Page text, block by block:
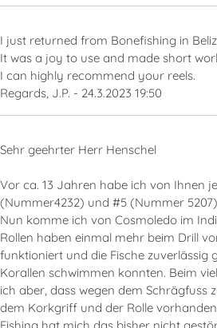
I just returned from Bonefishing in
It was a joy to use and made short
I can highly recommend your reels.
Regards, J.P. - 24.3.2023 19:50
Sehr geehrter Herr Henschel
Vor ca. 13 Jahren habe ich von Ihnen
(Nummer4232) und #5 (Nummer
Nun komme ich von Cosmoledo im
Rollen haben einmal mehr beim Drill
funktioniert und die Fische zuverlässig
Korallen schwimmen konnten. Beim
ich aber, dass wegen dem Schrägfuss
dem Korkgriff und der Rolle